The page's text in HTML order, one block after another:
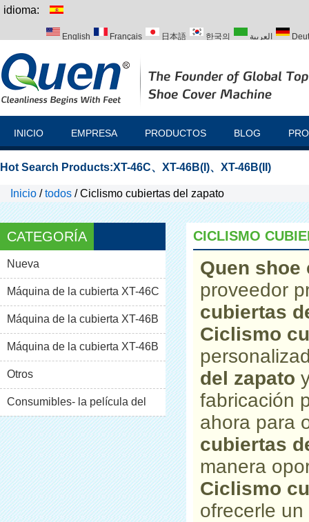
idioma:
English Français 日本語 한국의 العربية
INICIO EMPRESA PRODUCTOS BLOG
Hot Search Products:XT-46C、 XT-46B(I)、 XT-46B(II)
Inicio /todos /Ciclismo cubiertas del zapato
CATEGORÍA
Nueva
Máquina de la cubierta XT-46C
Máquina de la cubierta XT-46B
(i)Máquina de la cubierta XT-46B
(II)
Otros
Consumibles- la película del
pvc
CICLISMO
Quen
proveedor
cubiertas
Ciclismo
del zapato
fabricación
ahora para
cubiertas
manera
Ciclismo
ofrecerle